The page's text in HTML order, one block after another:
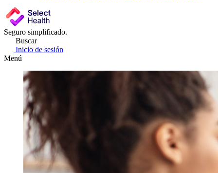
Seguro simplificado.
Buscar
Inicio de sesión
Menú